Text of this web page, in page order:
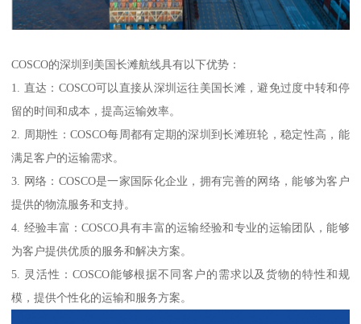
COSCO的深圳到美国长滩航线具有以下优势：
1. 直达：COSCO可以直接从深圳运往美国长滩，避免过度中转和停
留的时间和成本，提高运输效率。
2. 周期性：COSCO每周都有定期的深圳到长滩班轮，稳定性高，能
满足客户的运输需求。
3. 网络：COSCO是一家国际化企业，拥有完善的网络，能够为客户
提供的物流服务和支持。
4. 经验丰富：COSCO具有丰富的运输经验和专业的运输团队，能够
为客户提供优质的服务和解决方案。
5. 灵活性：COSCO能够根据不同客户的需求以及货物的特性和规
模，提供个性化的运输和服务方案。